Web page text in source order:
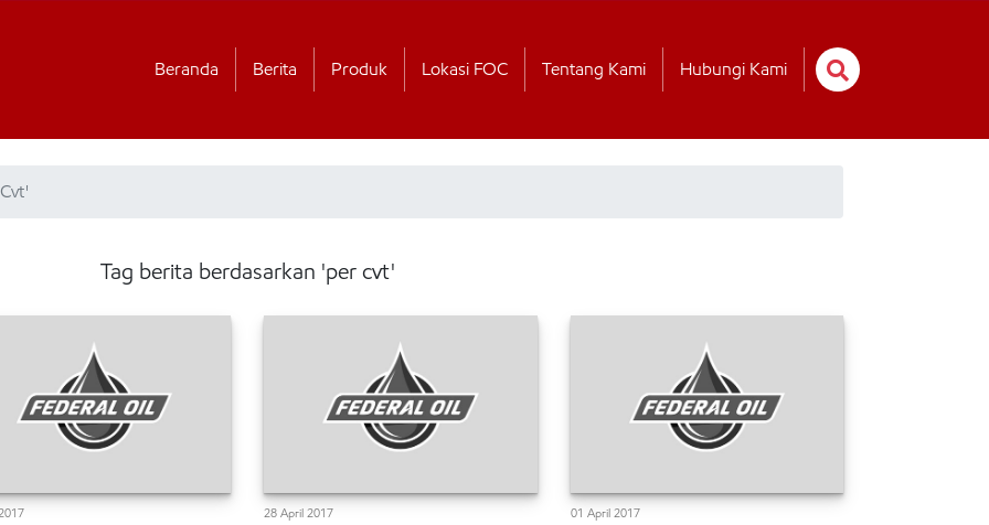
Beranda Berita Produk Lokasi FOC Tentang Kami Hubungi Kami
Tag berita berdasarkan 'per cvt'
28 April 2017 01 April 2017